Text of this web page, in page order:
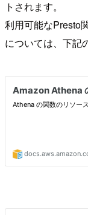
トされます。
利用可能なPresto
については、下記